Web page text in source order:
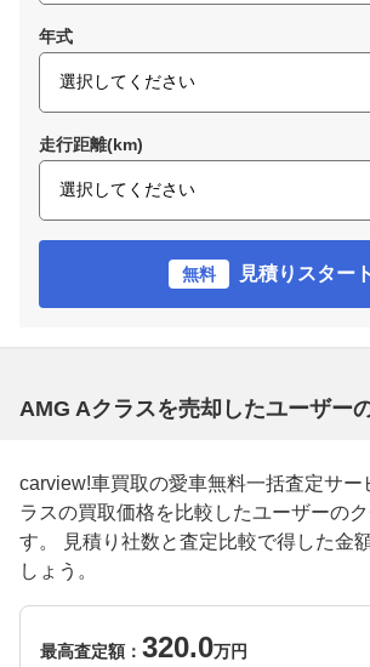
年式
走行距離(km)
無料 見積りスタート
AMG Aクラスを売却したユーザー
carview!車買取の愛車無料一括査定サー
ラスの買取価格を比較したユーザーの
す。 見積り社数と査定比較で得した金
しょう。
最高査定額： 320.0万円